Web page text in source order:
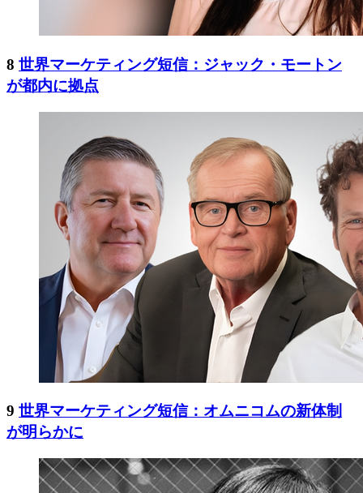
8 世界マーケティング短信：ジャック・モートン
が都内に拠点
9 世界マーケティング短信：オムニコムの新体制
が明らかに